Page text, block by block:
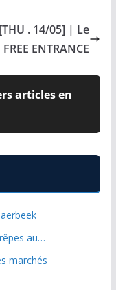
. 14/05] | Le
ENTRANCE
articles en
au…
marchés